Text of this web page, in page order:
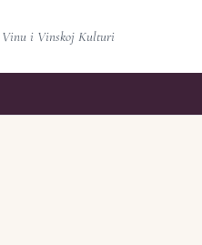
Vinu i Vinskoj Kulturi